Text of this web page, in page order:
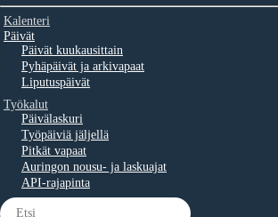
Kalenteri
Päivät
Päivät kuukausittain
Pyhäpäivät ja arkivapaat
Liputuspäivät
Työkalut
Päivälaskuri
Työpäiviä jäljellä
Pitkät vapaat
Auringon nousu- ja laskuajat
API-rajapinta